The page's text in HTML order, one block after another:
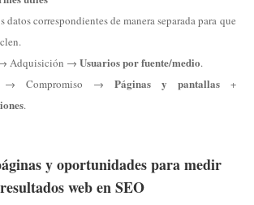
datos correspondientes de manera separada para que
→ Adquisición →Usuarios por fuente/medio.
→ Compromiso → Páginas y pantallas+
.
y oportunidades para medir
resultados web en SEO